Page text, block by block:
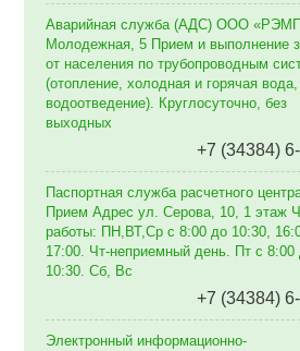
Аварийная служба (АДС) ООО
Молодежная, 5 Прием и выполнение
от населения по трубопроводным
(отопление, холодная и горячая вода,
водоотведение). Круглосуточно, без
выходных
+7 (34384)
Паспортная служба расчетного
Прием Адрес ул. Серова, 10, 1 этаж
работы: ПН,ВТ,Ср с 8:00 до 10:30,
17:00. Чт-неприемный день. Пт с 8:00
10:30. Сб, Вс
+7 (34384)
Электронный информационно-